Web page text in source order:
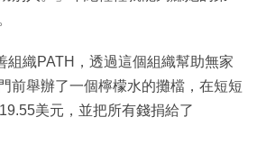
組織PATH，透過這個組織幫助無家
前舉辦了一個檸檬水的攤檔，在短短
美元，並把所有錢捐給了